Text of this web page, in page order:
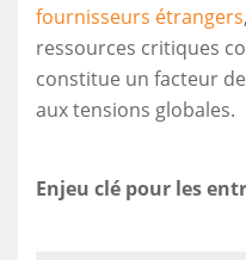
fournisseurs étrangers
ressources critiques
constitue un facteur
aux tensions globales.
Enjeu clé pour les